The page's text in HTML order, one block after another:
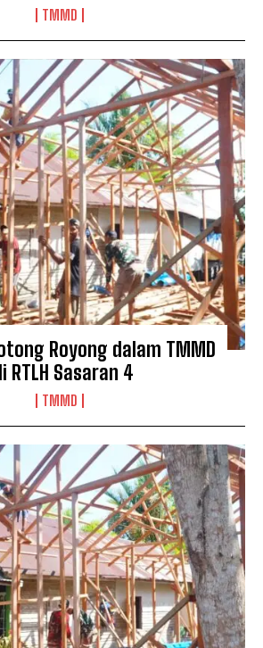
TMMD
Royong dalam TMMD
RTLH Sasaran 4
TMMD